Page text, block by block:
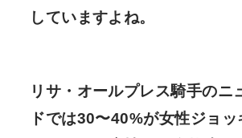
していますよね。
リサ・オールプレス騎手のニ
ドでは30〜40%が女性ジョッ